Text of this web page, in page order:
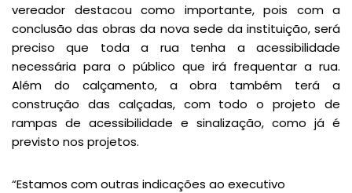
vereador destacou como importante, pois com a
conclusão das obras da nova sede da instituição, será
preciso que toda a rua tenha a acessibilidade
necessária para o público que irá frequentar a rua.
Além do calçamento, a obra também terá a
construção das calçadas, com todo o projeto de
rampas de acessibilidade e sinalização, como já é
previsto nos projetos.
“Estamos com outras indicações ao executivo